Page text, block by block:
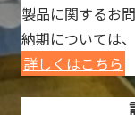
製品に関するお
納期については
詳しくはこちら